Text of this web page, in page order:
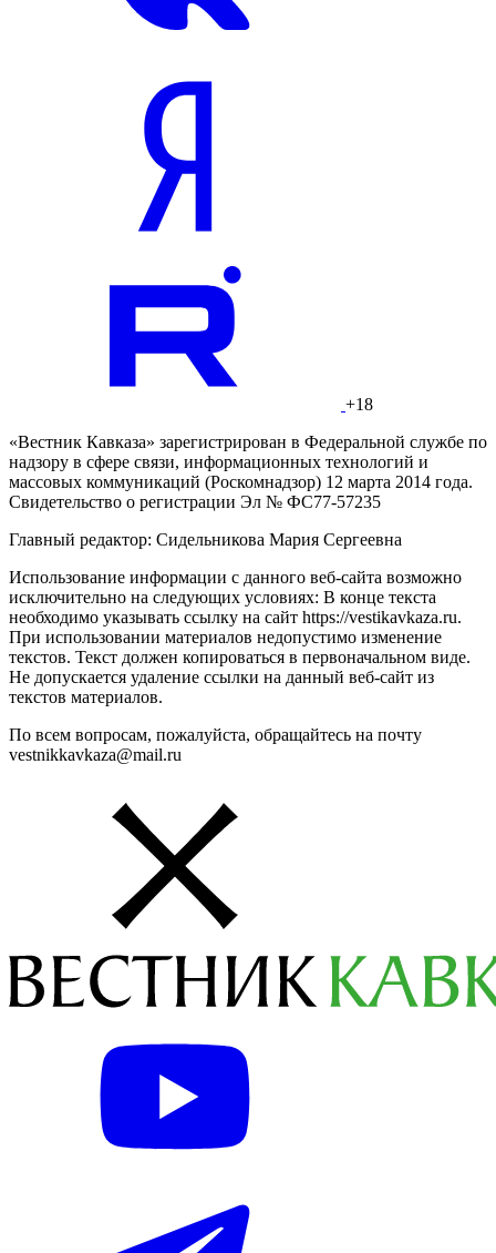
+18
«Вестник Кавказа» зарегистрирован в Федеральной службе по
надзору в сфере связи, информационных технологий и
массовых коммуникаций (Роскомнадзор) 12 марта 2014 года.
Свидетельство о регистрации Эл № ФС77-57235
Главный редактор: Сидельникова Мария Сергеевна
Использование информации с данного веб-сайта возможно
исключительно на следующих условиях: В конце текста
необходимо указывать ссылку на сайт https://vestikavkaza.ru.
При использовании материалов недопустимо изменение
текстов. Текст должен копироваться в первоначальном виде.
Не допускается удаление ссылки на данный веб-сайт из
текстов материалов.
По всем вопросам, пожалуйста, обращайтесь на почту
vestnikkavkaza@mail.ru